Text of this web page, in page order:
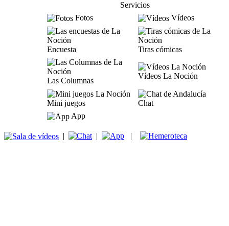
Servicios
Fotos
Vídeos
Encuesta Tiras cómicas
Las Columnas
Vídeos La Noción
Mini juegos
Chat
App
| | |